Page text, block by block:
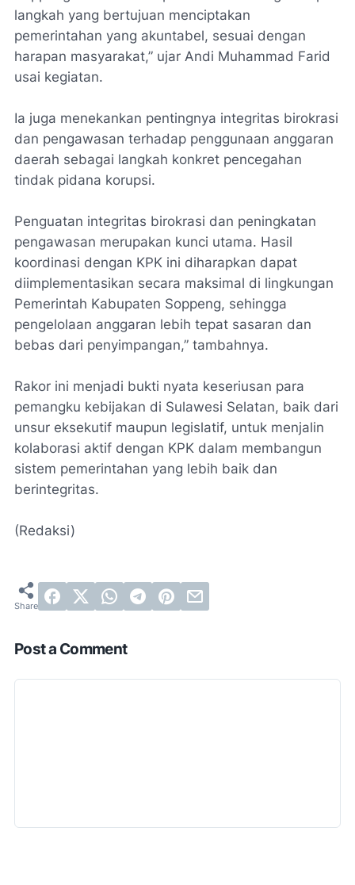
langkah yang bertujuan menciptakan
pemerintahan yang akuntabel, sesuai dengan
harapan masyarakat,” ujar Andi Muhammad Farid
usai kegiatan.
Ia juga menekankan pentingnya integritas birokrasi
dan pengawasan terhadap penggunaan anggaran
daerah sebagai langkah konkret pencegahan
tindak pidana korupsi.
Penguatan integritas birokrasi dan peningkatan
pengawasan merupakan kunci utama. Hasil
koordinasi dengan KPK ini diharapkan dapat
diimplementasikan secara maksimal di lingkungan
Pemerintah Kabupaten Soppeng, sehingga
pengelolaan anggaran lebih tepat sasaran dan
bebas dari penyimpangan,” tambahnya.
Rakor ini menjadi bukti nyata keseriusan para
pemangku kebijakan di Sulawesi Selatan, baik dari
unsur eksekutif maupun legislatif, untuk menjalin
kolaborasi aktif dengan KPK dalam membangun
sistem pemerintahan yang lebih baik dan
berintegritas.
(Redaksi)
Post a Comment